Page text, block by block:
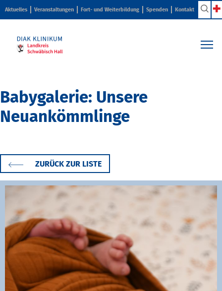
Aktuelles Veranstaltungen Fort- und Weiterbildung Spenden Kontakt
Pflege & Beratung
Ihr Aufenthalt
Babygalerie: Unsere
Neuankömmlinge
ZURÜCK ZUR LISTE